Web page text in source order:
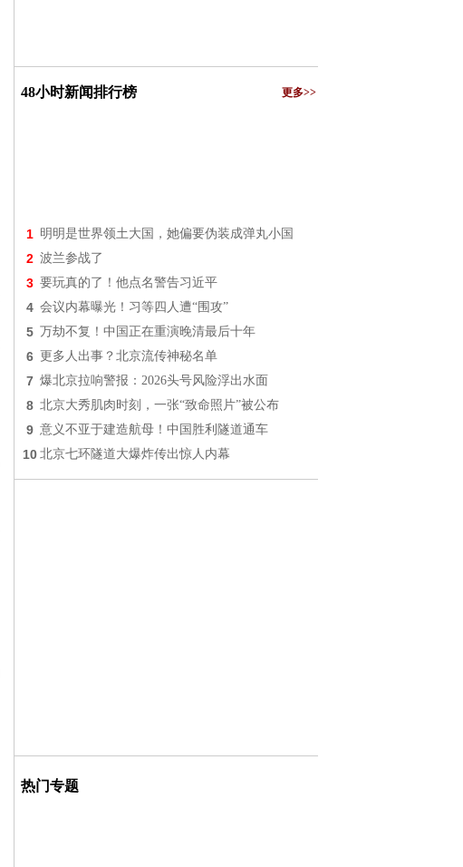
48小时新闻排行榜 更多>>
1 明明是世界领土大国，她偏要伪装成弹丸小国
2 波兰参战了
3 要玩真的了！他点名警告习近平
4 会议内幕曝光！习等四人遭“围攻”
5 万劫不复！中国正在重演晚清最后十年
6 更多人出事？北京流传神秘名单
7 爆北京拉响警报：2026头号风险浮出水面
8 北京大秀肌肉时刻，一张“致命照片”被公布
9 意义不亚于建造航母！中国胜利隧道通车
10 北京七环隧道大爆炸传出惊人内幕
热门专题